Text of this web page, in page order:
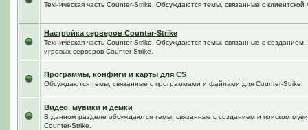
Техническая часть Counter-Strike. Обсуждаются темы, связанные с клиентской
Настройка серверов Counter-Strike
Техническая часть Counter-Strike. Обсуждаются темы, связанные с
игровых серверов Counter-Strike.
Программы, конфиги и карты для CS
Обсуждаются темы, связанные с программами и файлами для Counter-Strike.
Видео, мувики и демки
В данном разделе обсуждаются темы, связанные с созданием и поиском
Counter-Strike.